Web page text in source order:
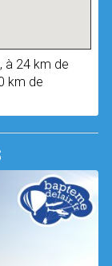
à 24 km de
km de